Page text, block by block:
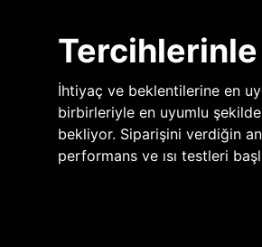
İhtiyaç ve beklentilerine en
birbirleriyle en uyumlu
bekliyor. Siparişini verdiğin
performans ve ısı testleri